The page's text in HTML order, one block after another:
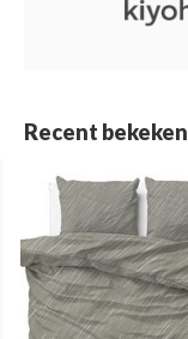
Recent bekeken